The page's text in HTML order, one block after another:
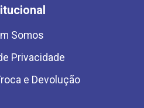
Somos
Privacidade
e Devolução